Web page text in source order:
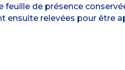
de présence
ensuite relevées pour être